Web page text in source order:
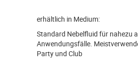
erhältlich in Medium:
Standard Nebelfluid für nahezu
Anwendungsfälle.
Party und Club